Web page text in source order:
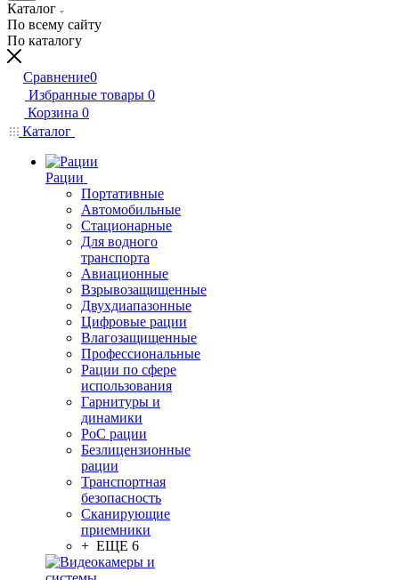
Каталог
По всему сайту
По каталогу
Сравнение0
Избранные товары 0
Корзина 0
Каталог
Рации
Портативные
Автомобильные
Стационарные
Для водного
транспорта
Авиационные
Взрывозащищенные
Двухдиапазонные
Цифровые рации
Влагозащищенные
Профессиональные
Рации по сфере
использования
Гарнитуры и
динамики
PoC рации
Безлицензионные
рации
Транспортная
безопасность
Сканирующие
приемники
+ ЕЩЕ 6